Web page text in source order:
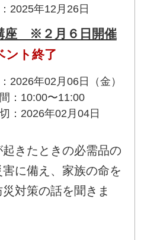
2025年12月26日
座 ※２月６日開催
ント終了
2026年02月06日（金）
：10:00〜11:00
：2026年02月04日
起きたときの必需品の
に備え、家族の命を
対策の話を聞きま